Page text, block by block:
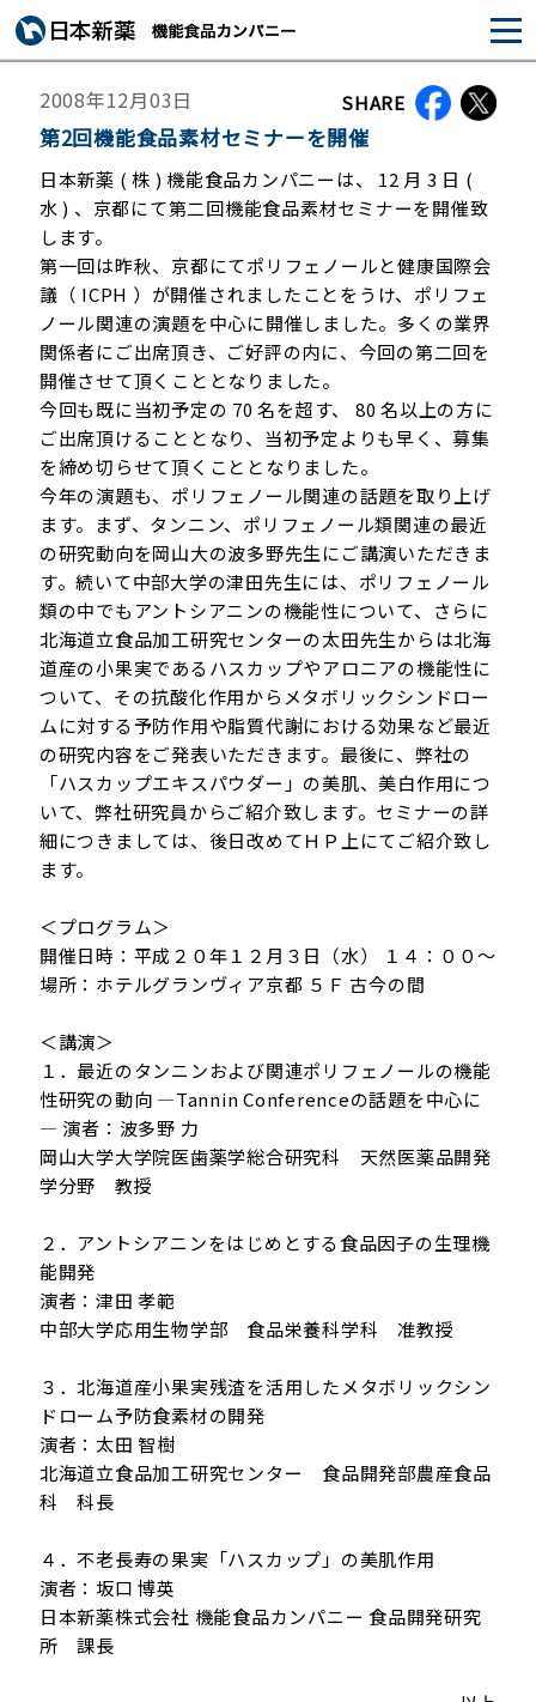
2008年12月03日 SHARE
第2回機能食品素材セミナーを開催
日本新薬 ( 株 ) 機能食品カンパニーは、 12 月 3 日 (
水 ) 、京都にて第二回機能食品素材セミナーを開催致
します。
第一回は昨秋、京都にてポリフェノールと健康国際会
議（ ICPH ）が開催されましたことをうけ、ポリフェ
ノール関連の演題を中心に開催しました。多くの業界
関係者にご出席頂き、ご好評の内に、今回の第二回を
開催させて頂くこととなりました。
今回も既に当初予定の 70 名を超す、 80 名以上の方に
ご出席頂けることとなり、当初予定よりも早く、募集
を締め切らせて頂くこととなりました。
今年の演題も、ポリフェノール関連の話題を取り上げ
ます。まず、タンニン、ポリフェノール類関連の最近
の研究動向を岡山大の波多野先生にご講演いただきま
す。続いて中部大学の津田先生には、ポリフェノール
類の中でもアントシアニンの機能性について、さらに
北海道立食品加工研究センターの太田先生からは北海
道産の小果実であるハスカップやアロニアの機能性に
ついて、その抗酸化作用からメタボリックシンドロー
ムに対する予防作用や脂質代謝における効果など最近
の研究内容をご発表いただきます。最後に、弊社の
「ハスカップエキスパウダー」の美肌、美白作用につ
いて、弊社研究員からご紹介致します。セミナーの詳
細につきましては、後日改めてＨＰ上にてご紹介致し
ます。
＜プログラム＞
開催日時：平成２０年１２月３日（水） １４：００〜
場所：ホテルグランヴィア京都 ５Ｆ 古今の間
＜講演＞
１．最近のタンニンおよび関連ポリフェノールの機能
性研究の動向 —Tannin Conferenceの話題を中心に
— 演者：波多野 力
岡山大学大学院医歯薬学総合研究科 天然医薬品開発
学分野 教授
２．アントシアニンをはじめとする食品因子の生理機
能開発
演者：津田 孝範
中部大学応用生物学部 食品栄養科学科 准教授
３．北海道産小果実残渣を活用したメタボリックシン
ドローム予防食素材の開発
演者：太田 智樹
北海道立食品加工研究センター 食品開発部農産食品
科 科長
４．不老長寿の果実「ハスカップ」の美肌作用
演者：坂口 博英
日本新薬株式会社 機能食品カンパニー 食品開発研究
所 課長